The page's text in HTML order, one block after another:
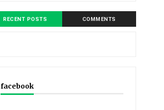
RECENT POSTS COMMENTS
facebook